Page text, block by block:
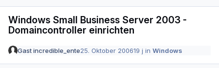
Windows Small Business Server 2003 -
Domaincontroller einrichten
Gast incredible_ente25. Oktober 200619 j inWindows